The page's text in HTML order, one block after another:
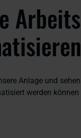
Anlage und
werden können